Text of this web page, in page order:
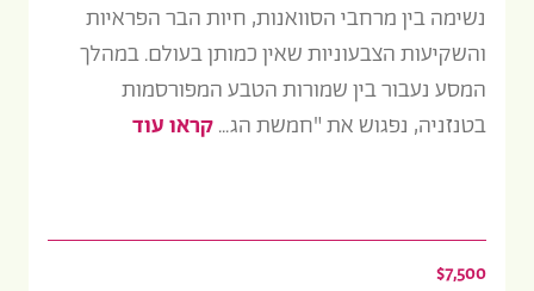
נשימה בין מרחבי הסוואנות, חיות הבר הפראיות
והשקיעות הצבעוניות שאין כמותן בעולם. במהלך
המסע נעבור בין שמורות הטבע המפורסמות
בטנזניה, נפגוש את "חמשת הג...קראו עוד
$7,500